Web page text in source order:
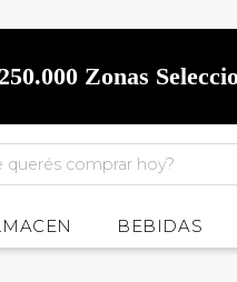
Zonas
BEBIDAS